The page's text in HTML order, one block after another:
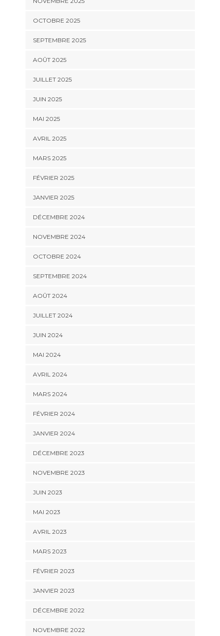
OCTOBRE 2025
SEPTEMBRE 2025
AOÛT 2025
JUILLET 2025
JUIN 2025
MAI 2025
AVRIL 2025
MARS 2025
FÉVRIER 2025
JANVIER 2025
DÉCEMBRE 2024
NOVEMBRE 2024
OCTOBRE 2024
SEPTEMBRE 2024
AOÛT 2024
JUILLET 2024
JUIN 2024
MAI 2024
AVRIL 2024
MARS 2024
FÉVRIER 2024
JANVIER 2024
DÉCEMBRE 2023
NOVEMBRE 2023
JUIN 2023
MAI 2023
AVRIL 2023
MARS 2023
FÉVRIER 2023
JANVIER 2023
DÉCEMBRE 2022
NOVEMBRE 2022